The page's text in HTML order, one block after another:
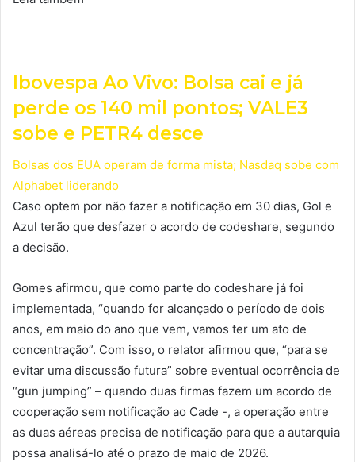
Ibovespa Ao Vivo: Bolsa cai e já
perde os 140 mil pontos; VALE3
sobe e PETR4 desce
Bolsas dos EUA operam de forma mista; Nasdaq sobe com
Alphabet liderando
Caso optem por não fazer a notificação em 30 dias, Gol e
Azul terão que desfazer o acordo de codeshare, segundo
a decisão.
Gomes afirmou, que como parte do codeshare já foi
implementada, “quando for alcançado o período de dois
anos, em maio do ano que vem, vamos ter um ato de
concentração”. Com isso, o relator afirmou que, “para se
evitar uma discussão futura” sobre eventual ocorrência de
“gun jumping” – quando duas firmas fazem um acordo de
cooperação sem notificação ao Cade -, a operação entre
as duas aéreas precisa de notificação para que a autarquia
possa analisá-lo até o prazo de maio de 2026.